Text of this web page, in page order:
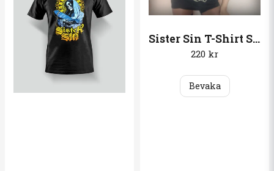
Sister Sin T-Shirt Shades of black
220 kr
Bevaka